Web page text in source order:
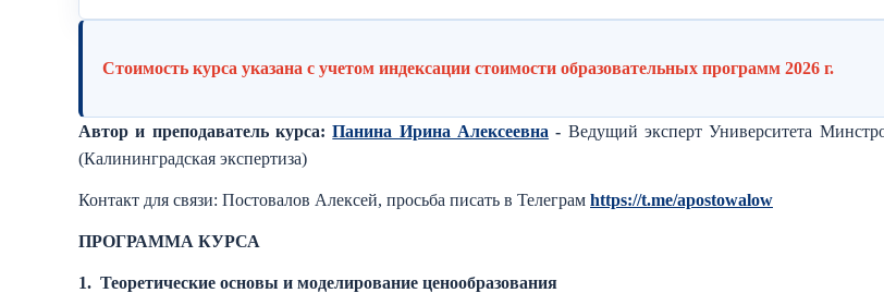
Стоимость курса указана с учетом индексации стоимости образовательных программ 2026 г.
Автор и преподаватель курса:Панина Ирина Алексеевна - Ведущий эксперт Университета
(Калининградская экспертиза)
Контакт для связи: Постовалов Алексей, просьба писать в Телеграм https://t.me/apostowalow
ПРОГРАММА КУРСА
1. Теоретические основы и моделирование ценообразования